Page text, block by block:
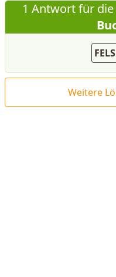
1 Antwort für
Weitere